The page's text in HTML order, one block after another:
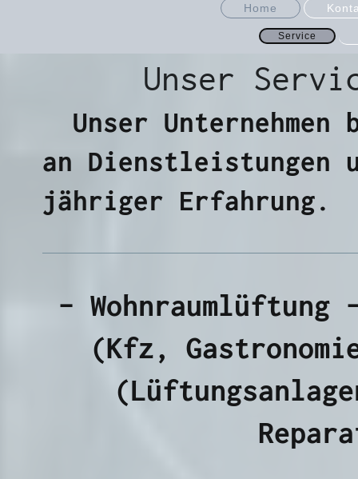
Home
Service
Unser
Unser
an Dienstleistungen
jähriger Erfahrung.
- Wohnraumlüftung
(Kfz,